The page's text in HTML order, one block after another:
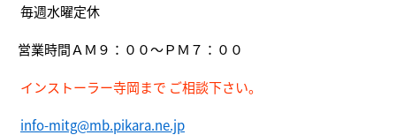
毎週水曜定休
営業時間ＡＭ９：００～ＰＭ７：００
インストーラー寺岡まで ご相談下さい。
info-mitg@mb.pikara.ne.jp